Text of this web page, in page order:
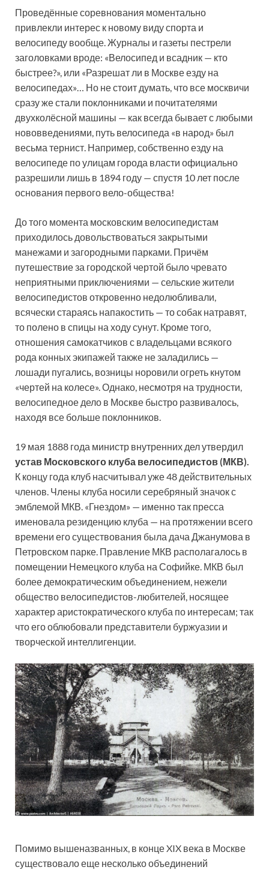
Проведённые соревнования моментально
привлекли интерес к новому виду спорта и
велосипеду вообще. Журналы и газеты пестрели
заголовками вроде: «Велосипед и всадник — кто
быстрее?», или «Разрешат ли в Москве езду на
велосипедах»… Но не стоит думать, что все москвичи
сразу же стали поклонниками и почитателями
двухколёсной машины — как всегда бывает с любыми
нововведениями, путь велосипеда «в народ» был
весьма тернист. Например, собственно езду на
велосипеде по улицам города власти официально
разрешили лишь в 1894 году — спустя 10 лет после
основания первого вело-общества!
До того момента московским велосипедистам
приходилось довольствоваться закрытыми
манежами и загородными парками. Причём
путешествие за городской чертой было чревато
неприятными приключениями — сельские жители
велосипедистов откровенно недолюбливали,
всячески стараясь напакостить — то собак натравят,
то полено в спицы на ходу сунут. Кроме того,
отношения самокатчиков с владельцами всякого
рода конных экипажей также не заладились —
лошади пугались, возницы норовили огреть кнутом
«чертей на колесе». Однако, несмотря на трудности,
велосипедное дело в Москве быстро развивалось,
находя все больше поклонников.
19 мая 1888 года министр внутренних дел утвердил
устав Московского клуба велосипедистов (МКВ).
К концу года клуб насчитывал уже 48 действительных
членов. Члены клуба носили серебряный значок с
эмблемой МКВ. «Гнездом» — именно так пресса
именовала резиденцию клуба — на протяжении всего
времени его существования была дача Джанумова в
Петровском парке. Правление МКВ располагалось в
помещении Немецкого клуба на Софийке. МКВ был
более демократическим объединением, нежели
общество велосипедистов-любителей, носящее
характер аристократического клуба по интересам; так
что его облюбовали представители буржуазии и
творческой интеллигенции.
Помимо вышеназванных, в конце XIX века в Москве
существовало еще несколько объединений